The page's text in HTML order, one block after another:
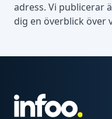
adress. Vi publicerar
dig en överblick över